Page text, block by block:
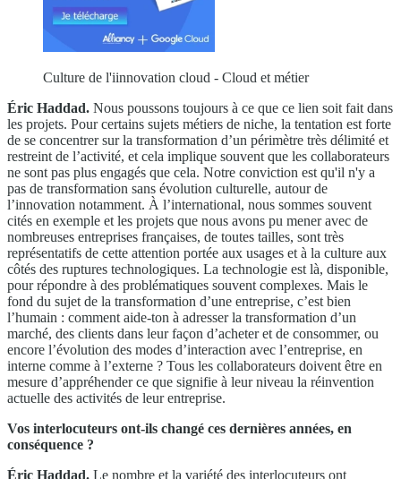
Culture de l'iinnovation cloud - Cloud et métier
Éric Haddad. Nous poussons toujours à ce que ce lien soit fait dans
les projets. Pour certains sujets métiers de niche, la tentation est forte
de se concentrer sur la transformation d’un périmètre très délimité et
restreint de l’activité, et cela implique souvent que les collaborateurs
ne sont pas plus engagés que cela. Notre conviction est qu'il n'y a
pas de transformation sans évolution culturelle, autour de
l’innovation notamment. À l’international, nous sommes souvent
cités en exemple et les projets que nous avons pu mener avec de
nombreuses entreprises françaises, de toutes tailles, sont très
représentatifs de cette attention portée aux usages et à la culture aux
côtés des ruptures technologiques. La technologie est là, disponible,
pour répondre à des problématiques souvent complexes. Mais le
fond du sujet de la transformation d’une entreprise, c’est bien
l’humain : comment aide-ton à adresser la transformation d’un
marché, des clients dans leur façon d’acheter et de consommer, ou
encore l’évolution des modes d’interaction avec l’entreprise, en
interne comme à l’externe ? Tous les collaborateurs doivent être en
mesure d’appréhender ce que signifie à leur niveau la réinvention
actuelle des activités de leur entreprise.
Vos interlocuteurs ont-ils changé ces dernières années, en
conséquence ?
Éric Haddad. Le nombre et la variété des interlocuteurs ont